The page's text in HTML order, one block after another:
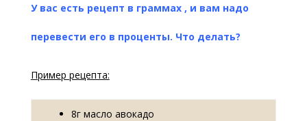
У вас есть рецепт в граммах , и вам надо
перевести его в проценты. Что делать?
Пример рецепта:
8г масло авокадо